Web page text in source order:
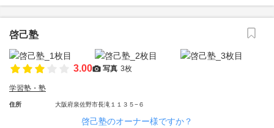
啓己塾
3.00 写真 3枚
学習塾・塾
住所 大阪府泉佐野市長滝１１３５−６
啓己塾のオーナー様ですか？